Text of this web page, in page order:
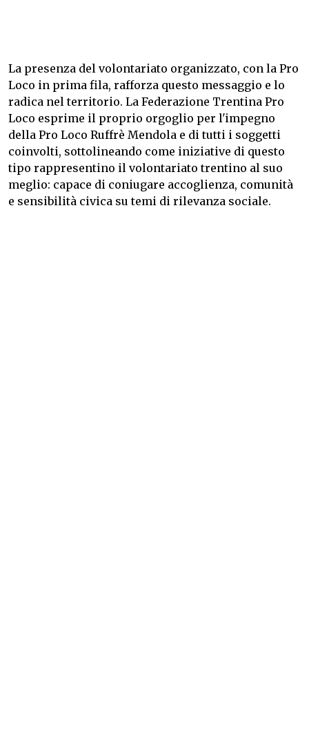
La presenza del volontariato organizzato, con la Pro
Loco in prima fila, rafforza questo messaggio e lo
radica nel territorio. La Federazione Trentina Pro
Loco esprime il proprio orgoglio per l'impegno
della Pro Loco Ruffrè Mendola e di tutti i soggetti
coinvolti, sottolineando come iniziative di questo
tipo rappresentino il volontariato trentino al suo
meglio: capace di coniugare accoglienza, comunità
e sensibilità civica su temi di rilevanza sociale.